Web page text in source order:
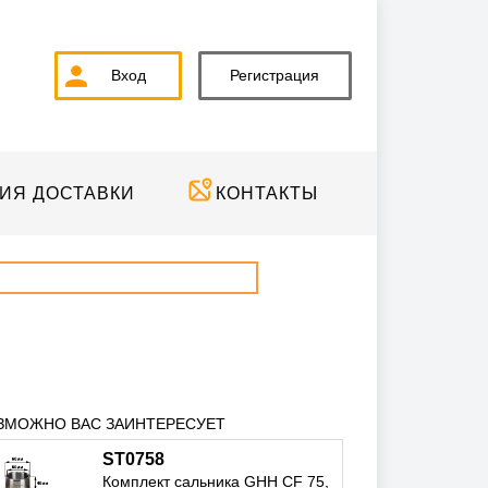
Вход Регистрация
ДОСТАВКИ КОНТАКТЫ
ВАС ЗАИНТЕРЕСУЕТ
ST0758
Комплект сальника GHH CF 75,